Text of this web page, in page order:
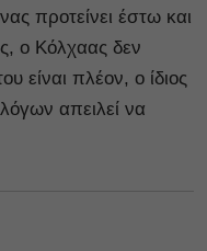
προτείνει έστω και
ο Κόλχαας δεν
είναι πλέον, ο ίδιος
απειλεί να